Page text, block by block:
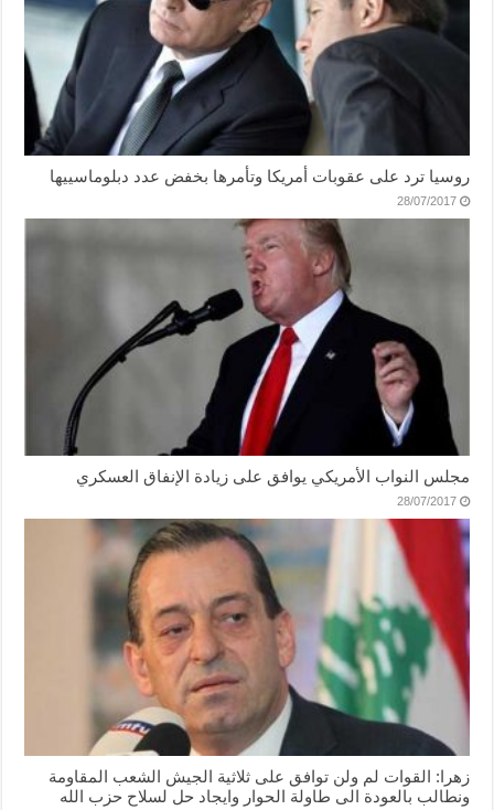
روسيا ترد على عقوبات أمريكا وتأمرها بخفض عدد دبلوماسييها
28/07/2017
مجلس النواب الأمريكي يوافق على زيادة الإنفاق العسكري
28/07/2017
زهرا: القوات لم ولن توافق على ثلاثية الجيش الشعب المقاومة
ونطالب بالعودة الى طاولة الحوار وايجاد حل لسلاح حزب الله